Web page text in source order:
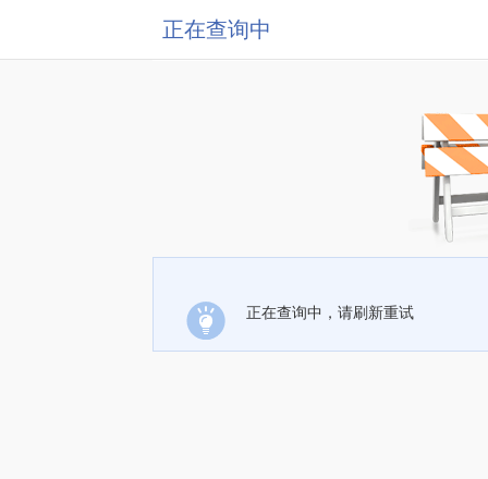
正在查询中
正在查询中，请刷新重试